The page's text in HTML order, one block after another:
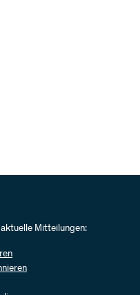
Mitteilungen: